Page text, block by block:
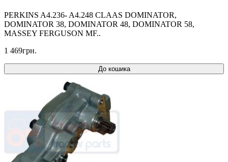
PERKINS A4.236- A4.248 CLAAS DOMINATOR,
DOMINATOR 38, DOMINATOR 48, DOMINATOR 58,
MASSEY FERGUSON MF..
1 469грн.
До кошика